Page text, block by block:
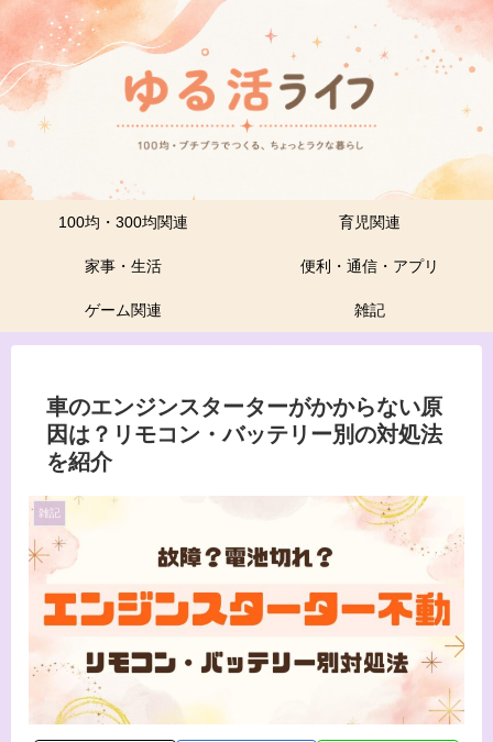
100均・300均関連 育児関連
家事・生活 便利・通信・アプリ
ゲーム関連 雑記
車のエンジンスターターがかからない原
因は？リモコン・バッテリー別の対処法
を紹介
雑記